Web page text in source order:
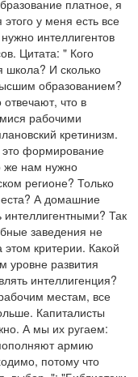
платное, я
у меня есть все
интеллигентов
Цитата: " Кого
школа? И сколько
образованием?
что в
рабочими
кретинизм.
формирование
же нам нужно
регионе? Только
А домашние
Так
заведения не
критерии. Какой
уровне развития
интеллигенция?
местам, все
Капиталисты
А мы их ругаем:
армию
потому что